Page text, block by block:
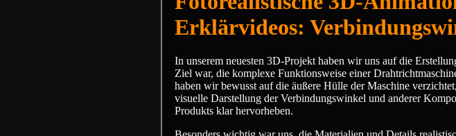
Erklärvideos:
In unserem neuesten 3D-Projekt haben wir uns auf die
Ziel war, die komplexe Funktionsweise einer
haben wir bewusst auf die äußere Hülle der Maschine
visuelle Darstellung der Verbindungswinkel und anderer
Produkts klar hervorheben.